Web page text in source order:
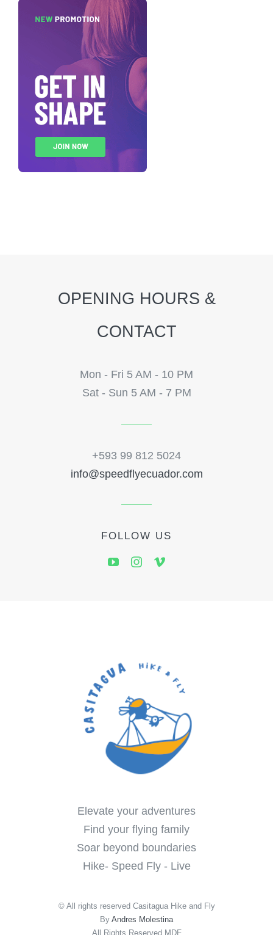
OPENING HOURS &
CONTACT
Mon - Fri 5 AM - 10 PM
Sat - Sun 5 AM - 7 PM
+593 99 812 5024
info@speedflyecuador.com
FOLLOW US
Elevate your adventures
Find your flying family
Soar beyond boundaries
Hike- Speed Fly - Live
© All rights reserved Casitagua Hike and Fly
By Andres Molestina
All Rights Reserved MDF